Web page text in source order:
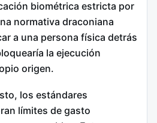
biométrica estricta por
normativa draconiana
a una persona física detrás
la ejecución
origen.
los estándares
límites de gasto